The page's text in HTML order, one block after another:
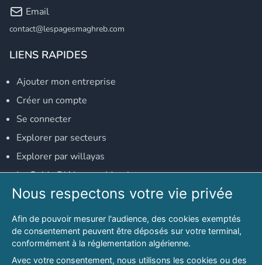
Email
contact@lespagesmaghreb.com
LIENS RAPIDES
Ajouter mon entreprise
Créer un compte
Se connecter
Explorer par secteurs
Explorer par willayas
Le Guide D'Alger, guide-alger.com
NOS RÉSEAUX SOCIAUX
Notre page Facebook
Notre page LinkedIn
Nous respectons votre vie privée
Afin de pouvoir mesurer l'audience, des cookies exemptés
de consentement peuvent être déposés sur votre terminal,
conformément à la réglementation algérienne.
Avec votre consentement, nous utilisons les cookies ou des